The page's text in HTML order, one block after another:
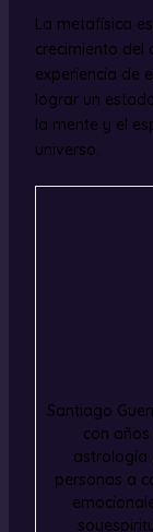
La metafísica
crecimiento del
experiencia de
lograr un
la mente y el
universo.
Santiago
con
astrología
personas a